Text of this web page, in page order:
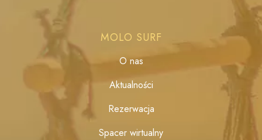
MOLO SURF
O nas
Aktualności
Rezerwacja
Spacer wirtualny